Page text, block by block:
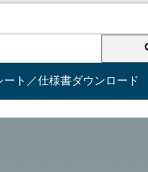
ト／仕様書ダウンロード